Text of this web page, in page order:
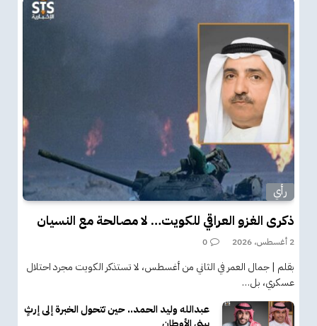
رأي
ذكرى الغزو العراقي للكويت… لا مصالحة مع النسيان
2 أغسطس، 2026 0
بقلم | جمال العمر في الثاني من أغسطس، لا تستذكر الكويت مجرد احتلال
عسكري، بل…
عبدالله وليد الحمد.. حين تتحول الخبرة إلى إرثٍ